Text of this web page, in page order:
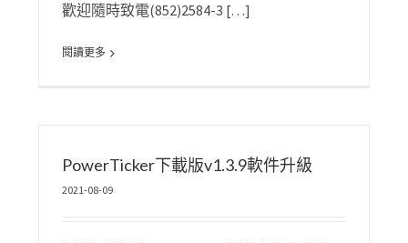
歡迎隨時致電(852)2584-3 […]
閱讀更多
PowerTicker下載版v1.3.9軟件升級
2021-08-09